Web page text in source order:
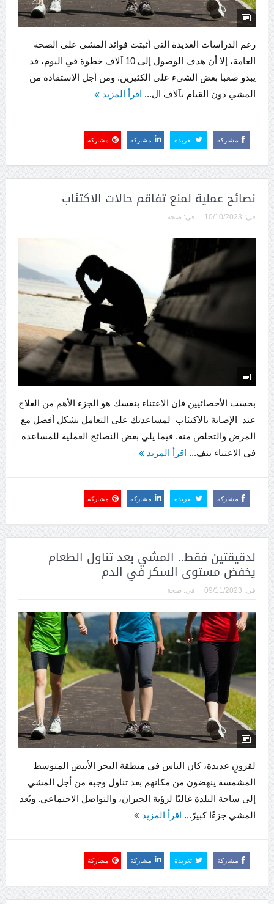
رغم الدراسات العديدة التي أثبتت فوائد المشي على الصحة
العامة، إلا أن هدف الوصول إلى 10 آلاف خطوة في اليوم، قد
يبدو صعبا بعض الشيء على الكثيرين. ومن أجل الاستفادة من
المشي دون القيام بآلاف ال... اقرأ المزيد
مشاركة تغريدة مشاركة مشاركة
نصائح عملية لمنع تفاقم حالات الاكتئاب
فى: 10/10/2023 فى: صحة
بحسب الأخصائيين فإن الاعتناء بنفسك هو الجزء الأهم من العلاج
عند الإصابة بالاكتئاب لمساعدتك على التعامل بشكل أفضل مع
المرض والتخلص منه. فيما يلي بعض النصائح العملية للمساعدة
في الاعتناء بنف... اقرأ المزيد
مشاركة تغريدة مشاركة مشاركة
لدقيقتين فقط.. المشي بعد تناول الطعام
يخفض مستوى السكر في الدم
فى: 09/11/2023 فى: صحة
لقرونٍ عديدة، كان الناس في منطقة البحر الأبيض المتوسط ​​
المشمسة ينهضون من مكانهم بعد تناول وجبة من أجل المشي
إلى ساحة البلدة غالبًا لرؤية الجيران، والتواصل الاجتماعي. ويُعد
المشي جزءًا كبيرً... اقرأ المزيد
مشاركة تغريدة مشاركة مشاركة